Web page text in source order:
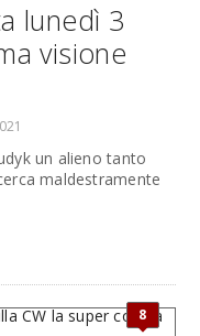
lunedì 3
visione
un alieno tanto
maldestramente
8